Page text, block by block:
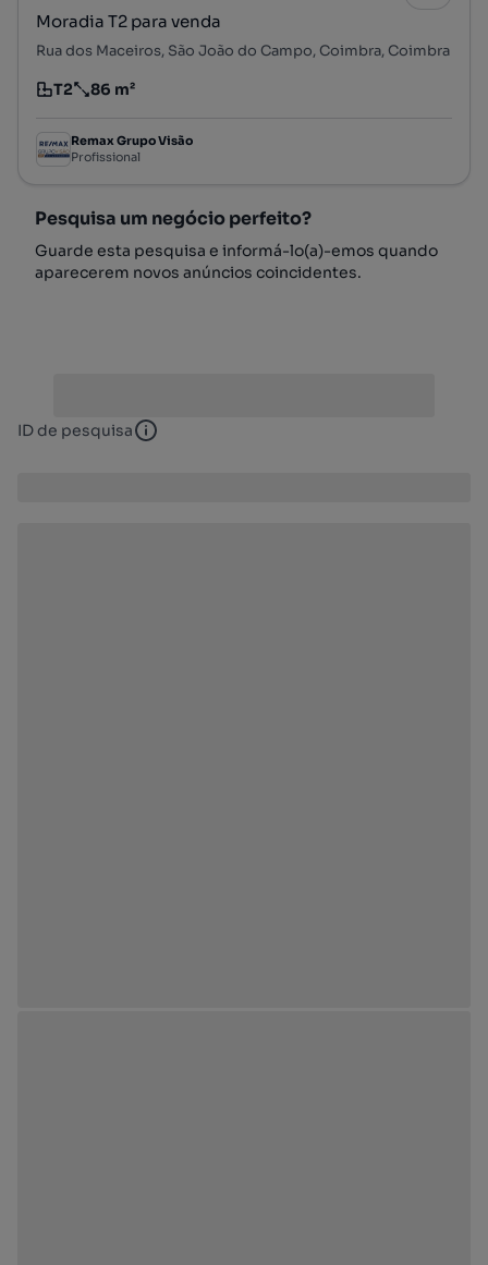
Moradia T2 para venda
Rua dos Maceiros, São João do Campo, Coimbra, Coimbra
Tipologia
T2
Preço por metro quadrado
86 m²
Remax Grupo Visão
Profissional
Pesquisa um negócio perfeito?
Guarde esta pesquisa e informá-lo(a)-emos quando
aparecerem novos anúncios coincidentes.
ID de pesquisa ID de pesquisa